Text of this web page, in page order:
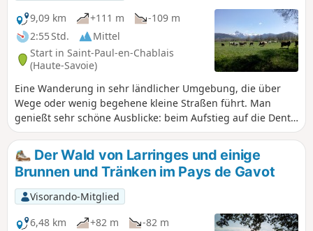
9,09 km
+111 m
-109 m
2:55 Std.
Mittel
Start in Saint-Paul-en-Chablais
(Haute-Savoie)
Eine Wanderung in sehr ländlicher Umgebung, die über
Wege oder wenig begehene kleine Straßen führt. Man
genießt sehr schöne Ausblicke: beim Aufstieg auf die Dent
d'Oche und die umliegenden Gipfel und beim Abstieg auf
die Monts du Jura und stellenweise auf den Genfer See.
Zwei Oratorien sind ebenfalls zu sehen.
Der Wald von Larringes und einige
Brunnen und Tränken im Pays de Gavot
Visorando-Mitglied
6,48 km
+82 m
-82 m